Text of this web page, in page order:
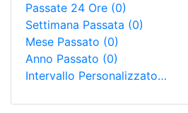
Passate 24 Ore (0)
Settimana Passata (0)
Mese Passato (0)
Anno Passato (0)
Intervallo Personalizzato…